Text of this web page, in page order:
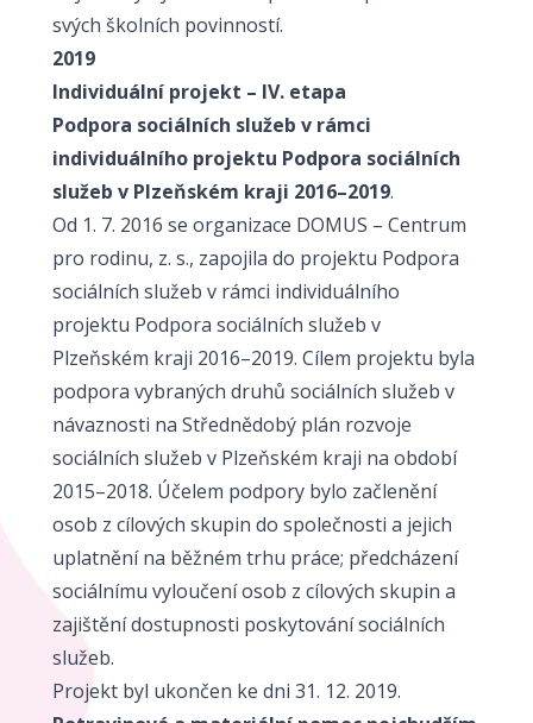
svých školních povinností.
2019
Individuální projekt – IV. etapa
Podpora sociálních služeb v rámci
individuálního projektu Podpora sociálních
služeb v Plzeňském kraji 2016–2019.
Od 1. 7. 2016 se organizace DOMUS – Centrum
pro rodinu, z. s., zapojila do projektu Podpora
sociálních služeb v rámci individuálního
projektu Podpora sociálních služeb v
Plzeňském kraji 2016–2019. Cílem projektu byla
podpora vybraných druhů sociálních služeb v
návaznosti na Střednědobý plán rozvoje
sociálních služeb v Plzeňském kraji na období
2015–2018. Účelem podpory bylo začlenění
osob z cílových skupin do společnosti a jejich
uplatnění na běžném trhu práce; předcházení
sociálnímu vyloučení osob z cílových skupin a
zajištění dostupnosti poskytování sociálních
služeb.
Projekt byl ukončen ke dni 31. 12. 2019.